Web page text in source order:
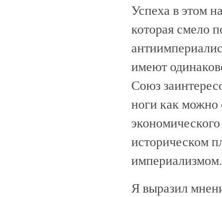
Успеха в этом
которая смело
имеют
Союз
ноги как можно
историческом
Я выразил